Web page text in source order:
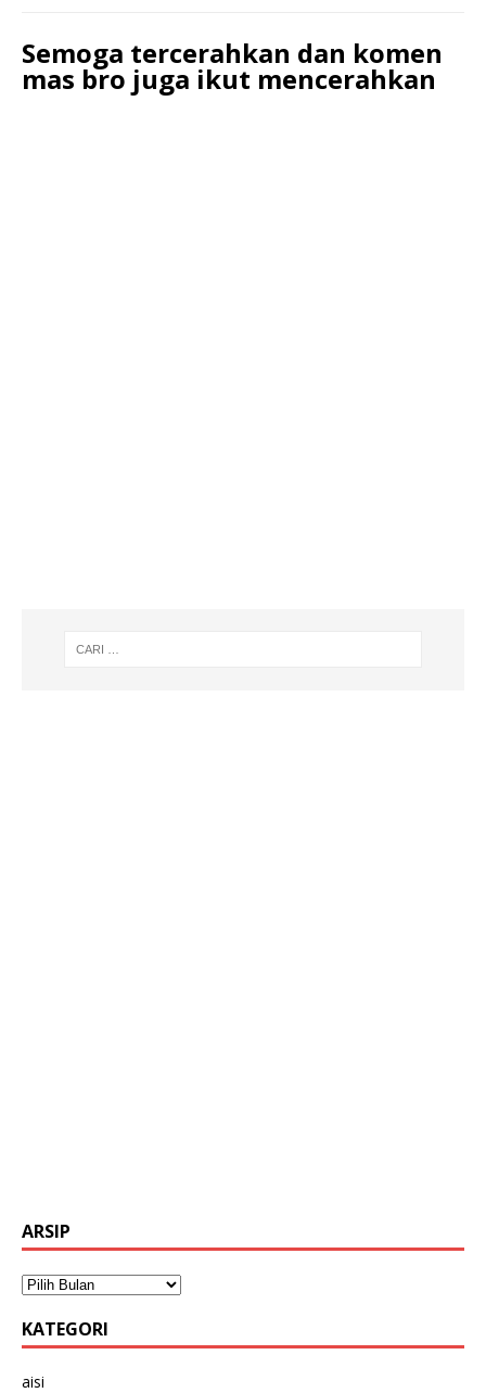
Semoga tercerahkan dan komen
mas bro juga ikut mencerahkan
ARSIP
KATEGORI
aisi